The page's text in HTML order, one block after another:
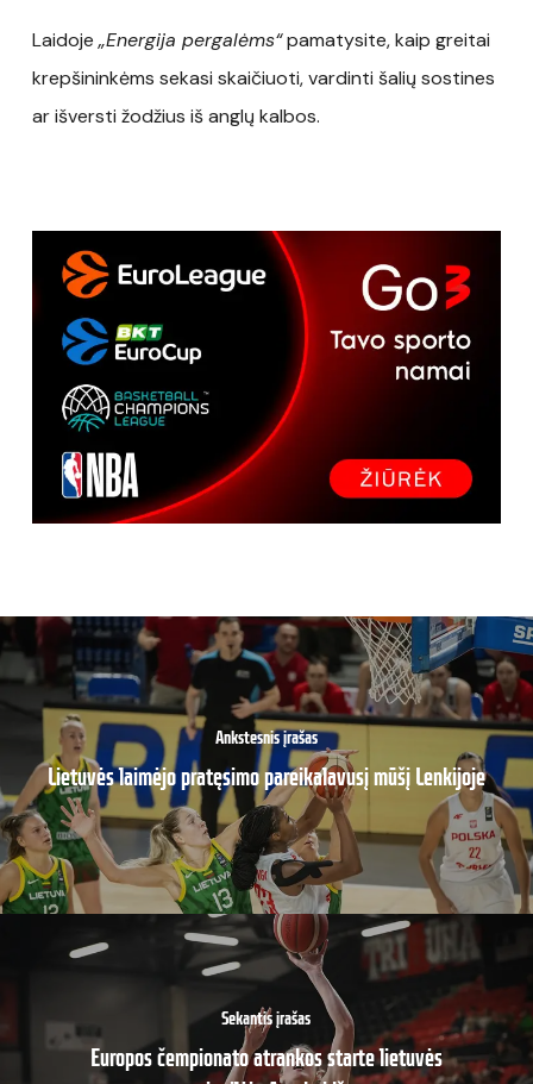
Laidoje „Energija pergalėms“pamatysite, kaip greitai
krepšininkėms sekasi skaičiuoti, vardinti šalių sostines
ar išversti žodžius iš anglų kalbos.
Ankstesnis įrašas
Lietuvės laimėjo pratęsimo pareikalavusį mūšį Lenkijoje
Sekantis įrašas
Europos čempionato atrankos starte lietuvės